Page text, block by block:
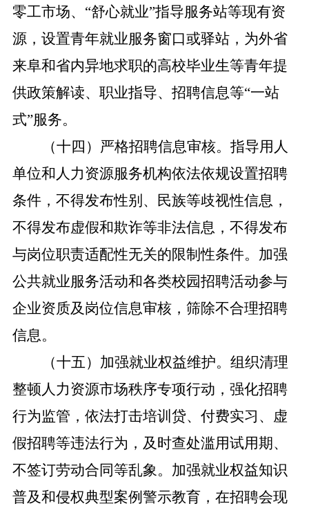
零工市场、“舒心就业”指导服务站等现有资
源，设置青年就业服务窗口或驿站，为外省
来阜和省内异地求职的高校毕业生等青年提
供政策解读、职业指导、招聘信息等“一站
式”服务。
（十四）严格招聘信息审核。 指导用人
单位和人力资源服务机构依法依规设置招聘
条件，不得发布性别、民族等歧视性信息，
不得发布虚假和欺诈等非法信息，不得发布
与岗位职责适配性无关的限制性条件。加强
公共就业服务活动和各类校园招聘活动参与
企业资质及岗位信息审核，筛除不合理招聘
信息。
（十五） 加强就业权益维护。 组织清理
整顿人力资源市场秩序专项行动，强化招聘
行为监管，依法打击培训贷、付费实习、虚
假招聘等违法行为，及时查处滥用试用期、
不签订劳动合同等乱象。加强就业权益知识
普及和侵权典型案例警示教育，在招聘会现